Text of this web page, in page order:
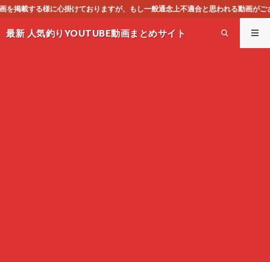
一般通念上不適合と思われる動画がございましたら、下記お問合せより
最新 人気釣りYOUTUBE動画まとめサイト